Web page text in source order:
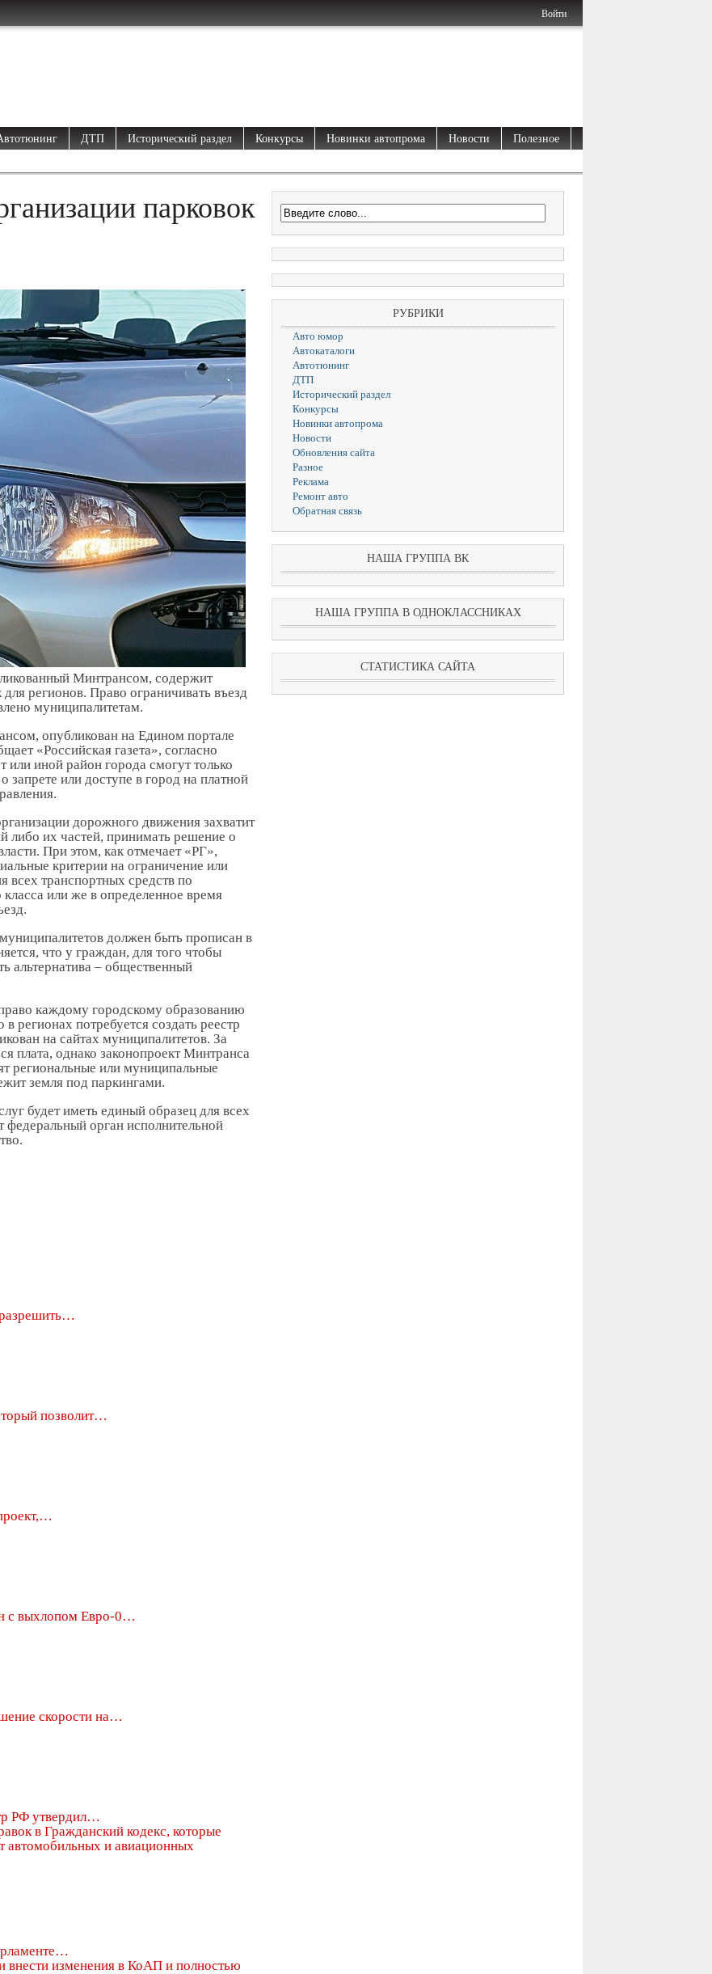
Войти
ДТП Исторический раздел Конкурсы Новинки автопрома Новости Полезное
парковок
Минтрансом, содержит
регионов. Право ограничивать въезд
муниципалитетам.
опубликован на Едином портале
«Российская газета», согласно
или иной район города смогут только
или доступе в город на платной
дорожного движения захватит
либо их частей, принимать решение о
При этом, как отмечает «РГ»,
критерии на ограничение или
всех транспортных средств по
или же в определенное время
должен быть прописан в
что у граждан, для того чтобы
альтернатива – общественный
каждому городскому образованию
регионах потребуется создать реестр
на сайтах муниципалитетов. За
плата, однако законопроект Минтранса
региональные или муниципальные
земля под паркингами.
будет иметь единый образец для всех
федеральный орган исполнительной
позволит…
с выхлопом Евро-0…
скорости на…
РФ утвердил…
РУБРИКИ
Авто юмор
Автокаталоги
Автотюнинг
ДТП
Исторический раздел
Конкурсы
Новинки автопрома
Новости
Обновления сайта
Разное
Реклама
Ремонт авто
Обратная связь
НАША ГРУППА ВК
НАША ГРУППА В ОДНОКЛАССНИКАХ
СТАТИСТИКА САЙТА